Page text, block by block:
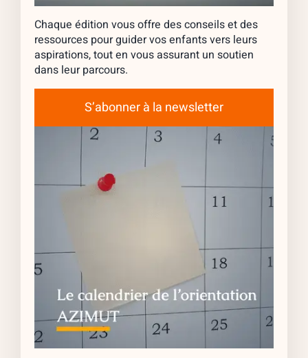
Chaque édition vous offre des conseils et des
ressources pour guider vos enfants vers leurs
aspirations, tout en vous assurant un soutien
dans leur parcours.
S’abonner à la newsletter